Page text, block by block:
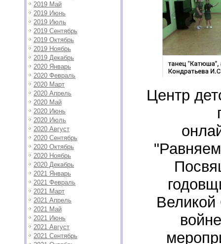
2019 Май
2019 Июнь
2019 Июль
2019 Сентябрь
2019 Октябрь
2019 Ноябрь
2019 Декабрь
2020 Январь
2020 Февраль
2020 Март
2020 Апрель
2020 Май
2020 Июнь
2020 Июль
2020 Август
2020 Сентябрь
2020 Октябрь
2020 Ноябрь
2020 Декабрь
2021 Январь
2021 Февраль
2021 Март
2021 Апрель
2021 Май
2021 Июнь
2021 Август
2021 Сентябрь
Центр
Великой